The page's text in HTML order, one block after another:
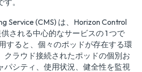
。
Service (CMS) は、Horizon Control
される中心的なサービスの 1 つで
すると、個々のポッドが存在する環
クラウド接続されたポッドの個別お
パシティ、使用状況、健全性を監視